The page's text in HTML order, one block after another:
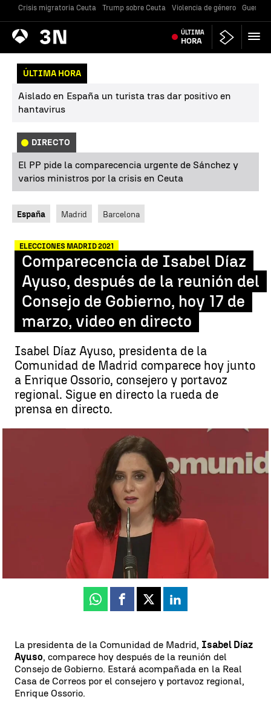
Crisis migratoria Ceuta Trump sobre Ceuta Violencia de género Guerra
Antena
3 Noticias ÚLTIMA
HORA
ÚLTIMA HORA
Aislado en España un turista tras dar positivo en
hantavirus
DIRECTO
El PP pide la comparecencia urgente de Sánchez y
varios ministros por la crisis en Ceuta
España Madrid Barcelona
ELECCIONES MADRID 2021
Comparecencia de Isabel Díaz
Ayuso, después de la reunión del
Consejo de Gobierno, hoy 17 de
marzo, video en directo
Isabel Díaz Ayuso, presidenta de la
Comunidad de Madrid comparece hoy junto
a Enrique Ossorio, consejero y portavoz
regional. Sigue en directo la rueda de
prensa en directo.
Comparecencia de Isabel Díaz Ayuso, después de la reunión del
Consejo de Gobierno, hoy 17 de marzo, video en directo |
Ayuso, sobre la candidatura de Pablo Iglesias en Madrid: "España
me debe una porque he sacado a Iglesias de Moncloa"
Antena 3 Noticias
Actualizado:17 de marzo de 2021, 12:06
17 de marzo de 2021, 11:56
Whatsapp
Facebook
X Linkedin
La presidenta de la Comunidad de Madrid, Isabel Díaz
Ayuso, comparece hoy después de la reunión del
Consejo de Gobierno. Estará acompañada en la Real
Casa de Correos por el consejero y portavoz regional,
Enrique Ossorio.